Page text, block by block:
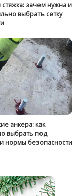
зачем нужна и
выбрать сетку
анкера: как
выбрать под
и нормы безопасности